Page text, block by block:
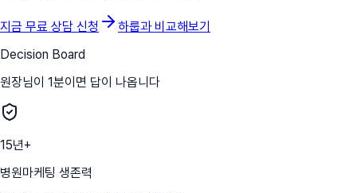
지금 무료 상담 신청
하룹과 비교해보기
Decision Board
원장님이 1분이면 답이 나옵니다
15년+
병원마케팅 생존력